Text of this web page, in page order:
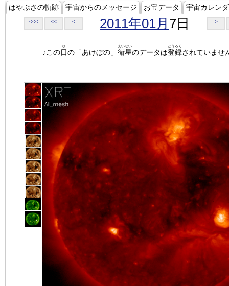
はやぶさの軌跡 宇宙からのメッセージ お宝データ 宇宙カレン
<<< << < 2011年01月 7日 >
♪この日
ひ
の「あけぼの」 衛星
えいせい
のデータは登録
とうろく
されていませ